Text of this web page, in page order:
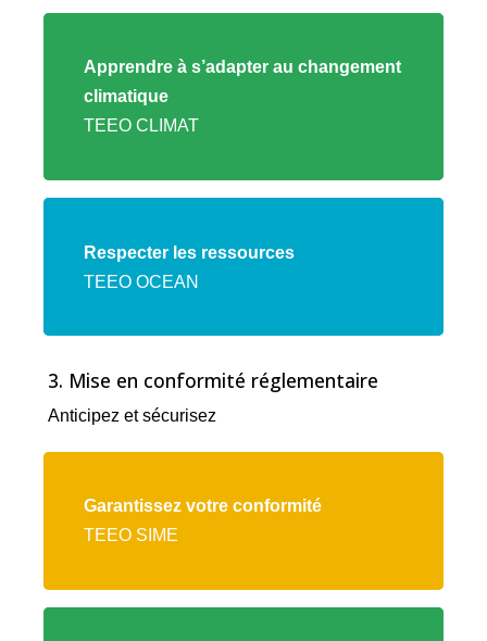
Apprendre à s’adapter au changement
climatique
TEEO CLIMAT
TEEO
Respecter les ressources
TEEO OCEAN
l'offre
OCEAN
3. Mise en conformité réglementaire
Anticipez et sécurisez
Garantissez votre conformité
TEEO SIME
l'offre
SIME